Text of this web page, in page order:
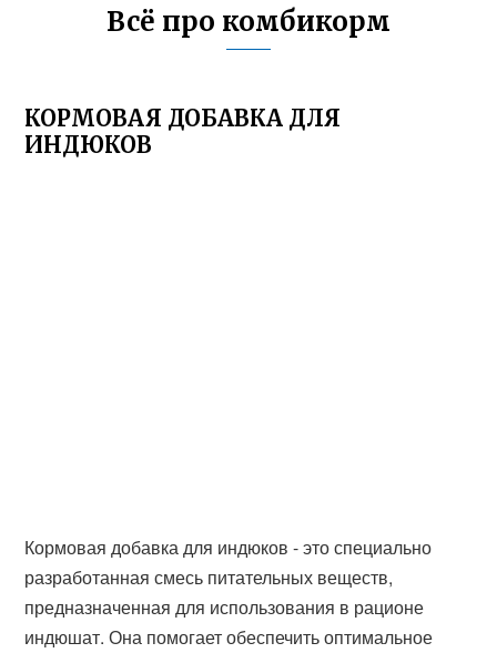
Всё про комбикорм
КОРМОВАЯ ДОБАВКА ДЛЯ
ИНДЮКОВ
Кормовая добавка для индюков - это специально
разработанная смесь питательных веществ,
предназначенная для использования в рационе
индюшат. Она помогает обеспечить оптимальное